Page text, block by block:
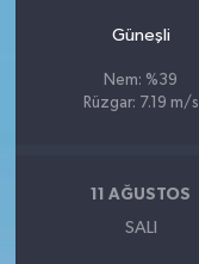
Güneşli
Nem: %39
Rüzgar: 7.19 m/s
11 AĞUSTOS
SALI